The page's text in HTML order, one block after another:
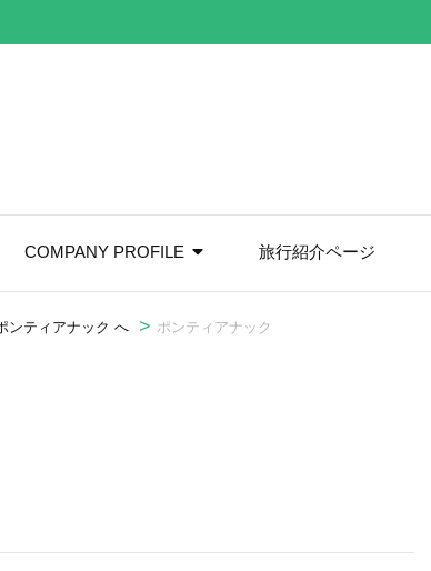
COMPANY PROFILE 旅行紹介ページ
ンティアナック へ > ポンティアナック